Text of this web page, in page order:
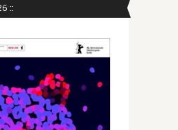
::